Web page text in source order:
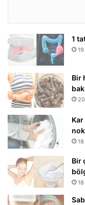
1
Bir
Bir